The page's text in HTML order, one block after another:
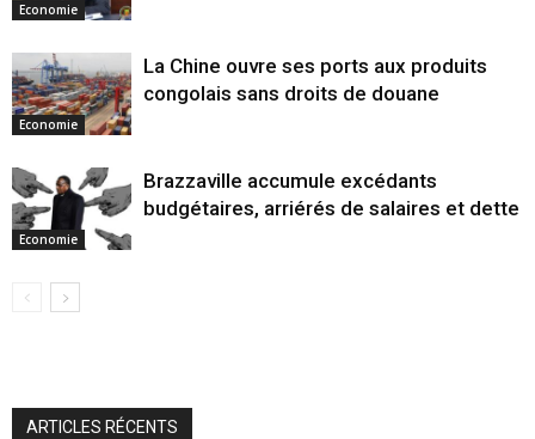
Economie
Economie
La Chine ouvre ses ports aux produits
congolais sans droits de douane
Economie
Brazzaville accumule excédants
budgétaires, arriérés de salaires et dette
ARTICLES RÉCENTS